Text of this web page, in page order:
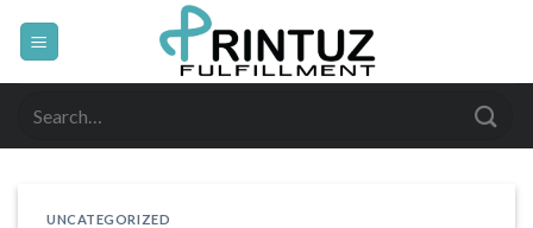
UNCATEGORIZED